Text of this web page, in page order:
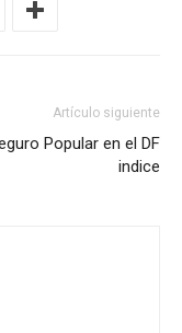
Artículo siguiente
Popular en el DF
indice